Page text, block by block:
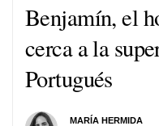
Benjamín, el
cerca a la
Portugués
MARÍA HERMIDA